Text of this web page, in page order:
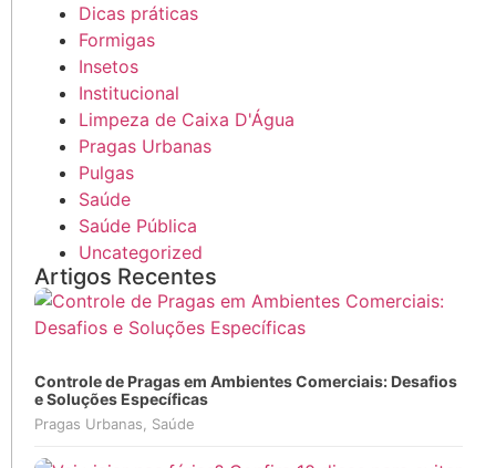
Dicas práticas
Formigas
Insetos
Institucional
Limpeza de Caixa D'Água
Pragas Urbanas
Pulgas
Saúde
Saúde Pública
Uncategorized
Artigos Recentes
Controle de Pragas em Ambientes Comerciais: Desafios
e Soluções Específicas
Pragas Urbanas Saúde